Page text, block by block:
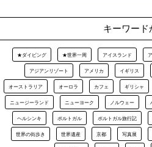
キーワード
★ダイビング ★世界一周 アイスランド
アジアンリゾート アメリカ イギリス
オーストラリア オーロラ カフェ ギリシャ
ニュージーランド ニューヨーク ノルウェー
ヘルシンキ ポルトガル ポルトガル旅行記
世界の街歩き 世界遺産 京都 写真展